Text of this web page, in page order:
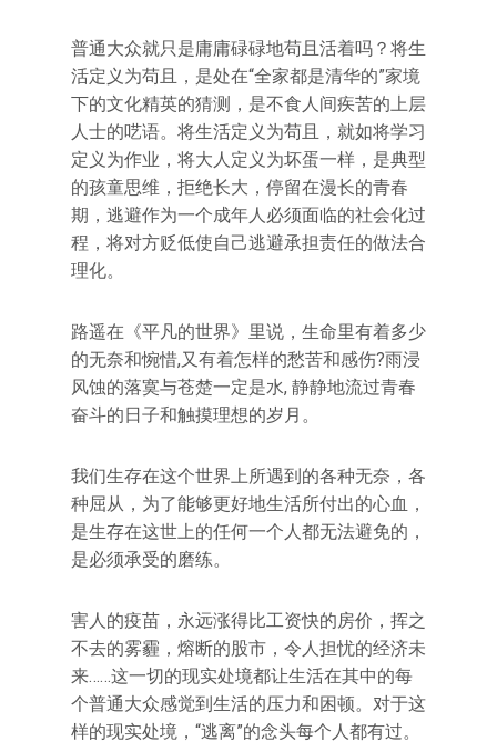
普通大众就只是庸庸碌碌地苟且活着吗？将生
活定义为苟且，是处在“全家都是清华的”家境
下的文化精英的猜测，是不食人间疾苦的上层
人士的呓语。将生活定义为苟且，就如将学习
定义为作业，将大人定义为坏蛋一样，是典型
的孩童思维，拒绝长大，停留在漫长的青春
期，逃避作为一个成年人必须面临的社会化过
程，将对方贬低使自己逃避承担责任的做法合
理化。
路遥在《平凡的世界》里说，生命里有着多少
的无奈和惋惜,又有着怎样的愁苦和感伤?雨浸
风蚀的落寞与苍楚一定是水, 静静地流过青春
奋斗的日子和触摸理想的岁月。
我们生存在这个世界上所遇到的各种无奈，各
种屈从，为了能够更好地生活所付出的心血，
是生存在这世上的任何一个人都无法避免的，
是必须承受的磨练。
害人的疫苗，永远涨得比工资快的房价，挥之
不去的雾霾，熔断的股市，令人担忧的经济未
来……这一切的现实处境都让生活在其中的每
个普通大众感觉到生活的压力和困顿。对于这
样的现实处境，“逃离”的念头每个人都有过。